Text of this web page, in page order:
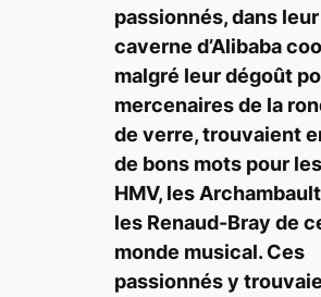
passionnés, dans leur
caverne d’Alibaba
malgré leur dégoût
mercenaires de la
de verre, trouvaient
de bons mots pour les
HMV, les
les Renaud-Bray de
monde musical. Ces
passionnés y